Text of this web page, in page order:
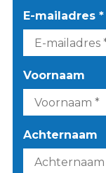
E-mailadres *
Voornaam
Achternaam